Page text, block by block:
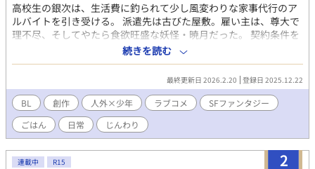
高校生の銀次は、生活費に釣られて少し風変わりな家事代行のア
ルバイトを引き受ける。 派遣先は古びた屋敷。雇い主は、尊大で
理不尽、そしてやたら食欲旺盛な妖怪・暁月だった。 契約条件を
軽く考えていた銀次は、ある違反をきっかけに命を落としかけ
る。だが暁月は彼を殺さず、生かす選択をした。 理由は単純だっ
た――銀次の作る食事が、千年続いた飢えを満たしたからだ。 こ
うして始まった、人間と妖怪の奇妙な同居生活。 おでん、鍋、カ
レー。大量に作られ、当たり前のように食べ尽くされる食卓。 尊
大な態度の裏で、どこか子どもじみた暁月と、淡々と日常を回す
銀次は、少しずつ互いの存在に馴染んでいく。 そしてやがて銀次
はこの星を廻す機構の根幹に巻き込まれていく…
続きを読む
最終更新日 2026.2.20 登録日 2025.12.22
BL 創作 人外×少年 ラブコメ
SFファンタジー
ごはん
日常 じんわり
2
連載中 R15